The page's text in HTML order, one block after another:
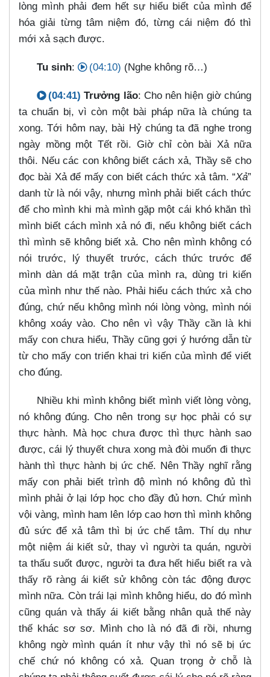
lòng mình phải đem hết sự hiểu biết của mình để
hóa giải từng tâm niệm đó, từng cái niệm đó thì
mới xả sạch được.
Tu sinh: (04:10) (Nghe không rõ…​)
(04:41) Trưởng lão: Cho nên hiện giờ chúng
ta chuẩn bị, vì còn một bài pháp nữa là chúng ta
xong. Tới hôm nay, bài Hỷ chúng ta đã nghe trong
ngày mồng một Tết rồi. Giờ chỉ còn bài Xả nữa
thôi. Nếu các con không biết cách xả, Thầy sẽ cho
đọc bài Xả để mấy con biết cách thức xả tâm. “Xả”
danh từ là nói vậy, nhưng mình phải biết cách thức
để cho mình khi mà mình gặp một cái khó khăn thì
mình biết cách mình xả nó đi, nếu không biết cách
thì mình sẽ không biết xả. Cho nên mình không có
nói trước, lý thuyết trước, cách thức trước để
mình dàn dá mặt trận của mình ra, dùng tri kiến
của mình như thế nào. Phải hiểu cách thức xả cho
đúng, chứ nếu không mình nói lòng vòng, mình nói
không xoáy vào. Cho nên vì vậy Thầy cần là khi
mấy con chưa hiểu, Thầy cũng gợi ý hướng dẫn từ
từ cho mấy con triển khai tri kiến của mình để viết
cho đúng.
Nhiều khi mình không biết mình viết lòng vòng,
nó không đúng. Cho nên trong sự học phải có sự
thực hành. Mà học chưa được thì thực hành sao
được, cái lý thuyết chưa xong mà đòi muốn đi thực
hành thì thực hành bị ức chế. Nên Thầy nghĩ rằng
mấy con phải biết trình độ mình nó không đủ thì
mình phải ở lại lớp học cho đầy đủ hơn. Chứ mình
vội vàng, mình ham lên lớp cao hơn thì mình không
đủ sức để xả tâm thì bị ức chế tâm. Thí dụ như
một niệm ái kiết sử, thay vì người ta quán, người
ta thấu suốt được, người ta đưa hết hiểu biết ra và
thấy rõ ràng ái kiết sử không còn tác động được
mình nữa. Còn trái lại mình không hiểu, do đó mình
cũng quán và thấy ái kiết bằng nhân quả thế này
thế khác sơ sơ. Mình cho là nó đã đi rồi, nhưng
không ngờ mình quán ít như vậy thì nó sẽ bị ức
chế chứ nó không có xả. Quan trọng ở chỗ là